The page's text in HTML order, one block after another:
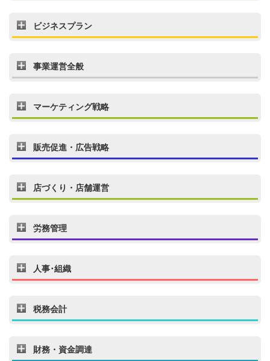
ビジネスプラン
事業運営全般
マーケティング戦略
販売促進・広告戦略
店づくり・店舗運営
労務管理
人事･組織
税務会計
財務・資金調達